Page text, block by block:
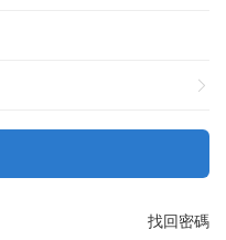
找回密碼